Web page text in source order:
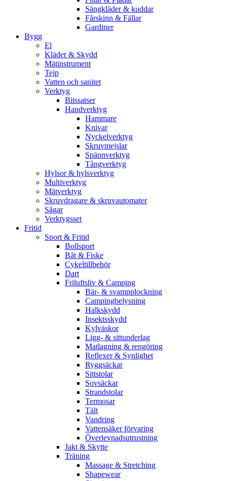
Sängkläder & kuddar
Fårskinn & Fällar
Gardiner
Bygg
El
Kläder & Skydd
Mätinstrument
Tejp
Vatten och sanitet
Verktyg
Bitssatser
Handverktyg
Hammare
Knivar
Nyckelverktyg
Skruvmejslar
Spännverktyg
Tångverktyg
Hylsor & hylsverktyg
Multiverktyg
Mätverktyg
Skruvdragare & skruvautomater
Sågar
Verktygsset
Fritid
Sport & Fritid
Bollsport
Båt & Fiske
Cykeltillbehör
Dart
Friluftsliv & Camping
Bär- & svampplockning
Campingbelysning
Halkskydd
Insektsskydd
Kylväskor
Ligg- & sittunderlag
Matlagning & rengöring
Reflexer & Synlighet
Ryggsäckar
Sittstolar
Sovsäckar
Strandstolar
Termosar
Tält
Vandring
Vattensäker förvaring
Överlevnadsutrustning
Jakt & Skytte
Träning
Massage & Stretching
Shapewear